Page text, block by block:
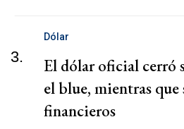
3.
Dólar
El dólar oficial cerró
el blue, mientras
financieros